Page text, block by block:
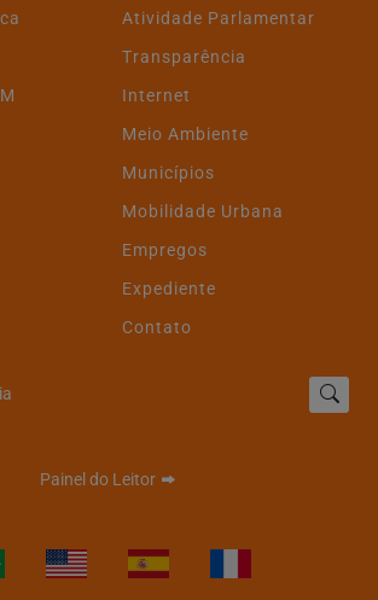
Atividade Parlamentar
Transparência
Internet
Meio Ambiente
Municípios
Mobilidade Urbana
Empregos
Expediente
Contato
Painel do Leitor
e Privacidade